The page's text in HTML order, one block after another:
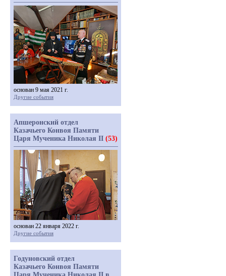
основан 9 мая 2021 г.
Другие события
Апшеронский отдел
Казачьего Конвоя Памяти
Царя Мученика Николая II (53)
основан 22 января 2022 г.
Другие события
Годуновский отдел
Казачьего Конвоя Памяти